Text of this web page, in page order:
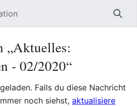
„Aktuelles:
- 02/2020“
Falls du diese Nachricht
noch siehst, aktualisiere